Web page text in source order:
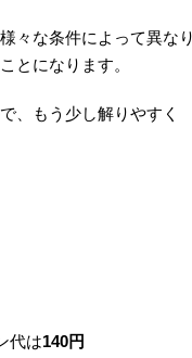
々な条件によって異な
とになります。
、もう少し解りやすく
代は140円